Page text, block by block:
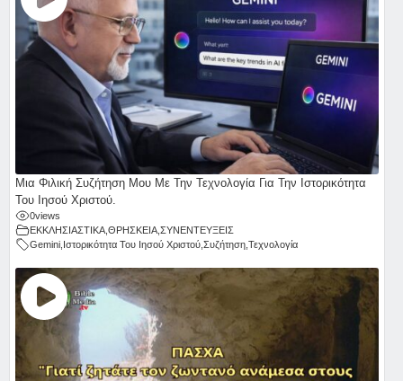
Μια Φιλική Συζήτηση Μου Με Την Τεχνολογία Για Την Ιστορικότητα
Του Ιησού Χριστού.
0views
ΕΚΚΛΗΣΙΑΣΤΙΚΑ ΘΡΗΣΚΕΙΑ ΣΥΝΕΝΤΕΥΞΕΙΣ
Gemini Ιστορικότητα Του Ιησού Χριστού Συζήτηση Τεχνολογία